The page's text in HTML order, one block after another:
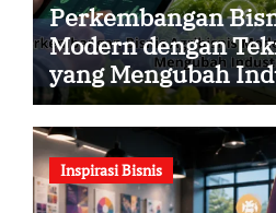
Perkembangan
Modern dengan
yang Mengubah
Pertanian
Inspirasi Bisnis